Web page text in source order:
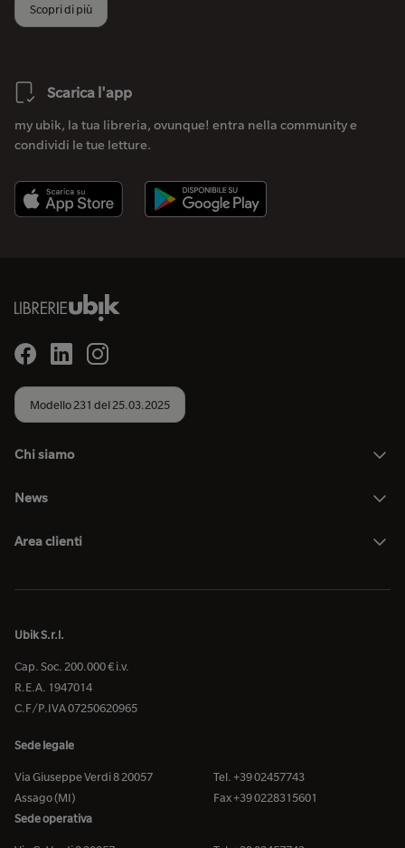
Scopri di più
Scarica l'app
my ubik, la tua libreria, ovunque! entra nella community e
condividi le tue letture.
Modello 231 del 25.03.2025
Chi siamo
News
Area clienti
Ubik S.r.l.
Cap. Soc. 200.000 € i.v.
R.E.A. 1947014
C.F/P.IVA 07250620965
Sede legale
Via Giuseppe Verdi 8 20057
Assago (MI)
Tel. +39 02457743
Fax +39 0228315601
Sede operativa